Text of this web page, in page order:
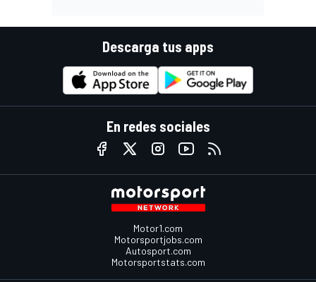
Descarga tus apps
En redes sociales
Motor1.com
Motorsportjobs.com
Autosport.com
Motorsportstats.com